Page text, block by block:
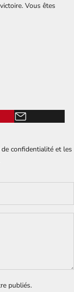
Vous êtes
confidentialité et les
publiés.